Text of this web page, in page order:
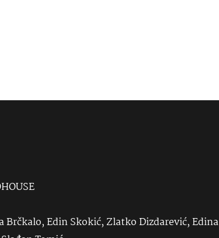
Brčkalo, Edin Skokić, Zlatko Dizdarević, Edina